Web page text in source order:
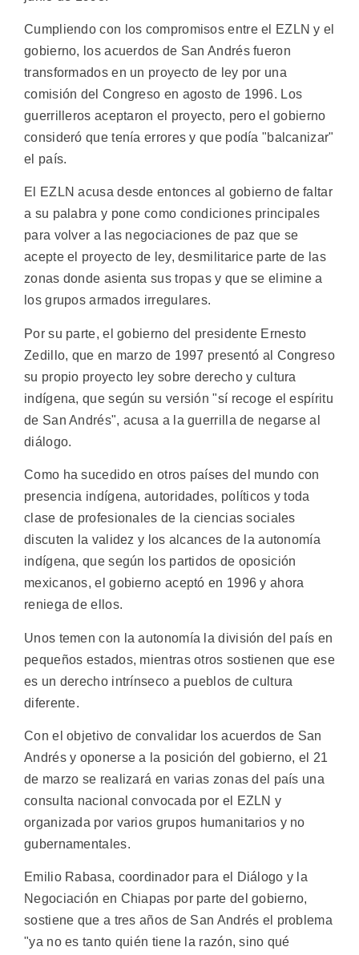
Cumpliendo con los compromisos entre el EZLN y el
gobierno, los acuerdos de San Andrés fueron
transformados en un proyecto de ley por una
comisión del Congreso en agosto de 1996. Los
guerrilleros aceptaron el proyecto, pero el gobierno
consideró que tenía errores y que podía "balcanizar"
el país.
El EZLN acusa desde entonces al gobierno de faltar
a su palabra y pone como condiciones principales
para volver a las negociaciones de paz que se
acepte el proyecto de ley, desmilitarice parte de las
zonas donde asienta sus tropas y que se elimine a
los grupos armados irregulares.
Por su parte, el gobierno del presidente Ernesto
Zedillo, que en marzo de 1997 presentó al Congreso
su propio proyecto ley sobre derecho y cultura
indígena, que según su versión "sí recoge el espíritu
de San Andrés", acusa a la guerrilla de negarse al
diálogo.
Como ha sucedido en otros países del mundo con
presencia indígena, autoridades, políticos y toda
clase de profesionales de la ciencias sociales
discuten la validez y los alcances de la autonomía
indígena, que según los partidos de oposición
mexicanos, el gobierno aceptó en 1996 y ahora
reniega de ellos.
Unos temen con la autonomía la división del país en
pequeños estados, mientras otros sostienen que ese
es un derecho intrínseco a pueblos de cultura
diferente.
Con el objetivo de convalidar los acuerdos de San
Andrés y oponerse a la posición del gobierno, el 21
de marzo se realizará en varias zonas del país una
consulta nacional convocada por el EZLN y
organizada por varios grupos humanitarios y no
gubernamentales.
Emilio Rabasa, coordinador para el Diálogo y la
Negociación en Chiapas por parte del gobierno,
sostiene que a tres años de San Andrés el problema
"ya no es tanto quién tiene la razón, sino qué